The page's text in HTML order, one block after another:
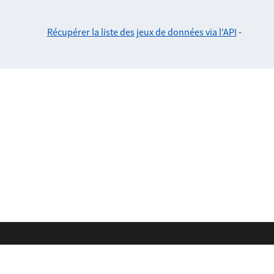
Récupérer la liste des jeux de données via l'API -